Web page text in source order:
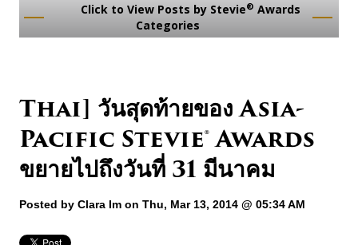
Click to View Posts by Stevie® Awards
Categories
Thai] วันสุดท้ายของ Asia-
Pacific Stevie® Awards
ขยายไปถึงวันที่ 31 มีนาคม
Posted by Clara Im on Thu, Mar 13, 2014 @ 05:34 AM